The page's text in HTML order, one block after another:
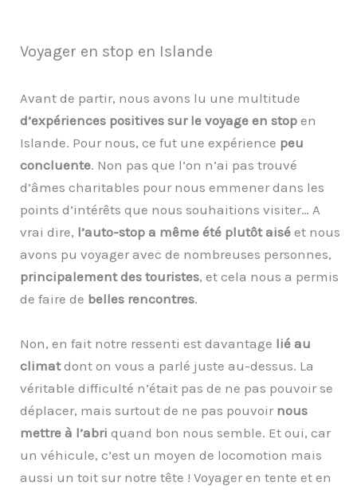
Voyager en stop en Islande
Avant de partir, nous avons lu une multitude
d’expériences positives sur le voyage en stop en
Islande. Pour nous, ce fut une expérience peu
concluente. Non pas que l’on n’ai pas trouvé
d’âmes charitables pour nous emmener dans les
points d’intérêts que nous souhaitions visiter… A
vrai dire, l’auto-stop a même été plutôt aisé et nous
avons pu voyager avec de nombreuses personnes,
principalement des touristes, et cela nous a permis
de faire de belles rencontres.
Non, en fait notre ressenti est davantage lié au
climatdont on vous a parlé juste au-dessus. La
véritable difficulté n’était pas de ne pas pouvoir se
déplacer, mais surtout de ne pas pouvoir nous
mettre à l’abri quand bon nous semble. Et oui, car
un véhicule, c’est un moyen de locomotion mais
aussi un toit sur notre tête ! Voyager en tente et en